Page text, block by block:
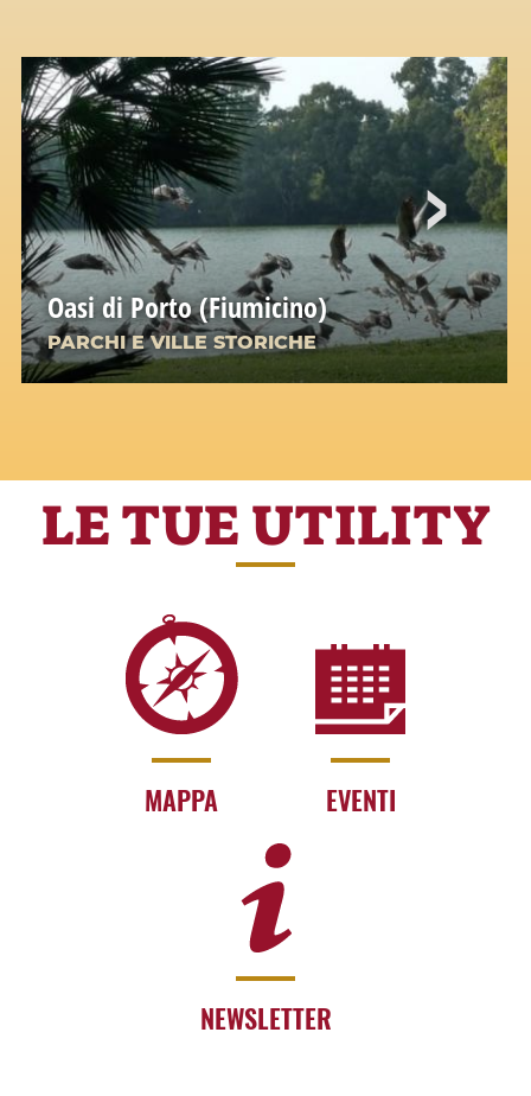
Oasi di Porto (Fiumicino)
PARCHI E VILLE STORICHE
LE TUE UTILITY
MAPPA EVENTI
NEWSLETTER